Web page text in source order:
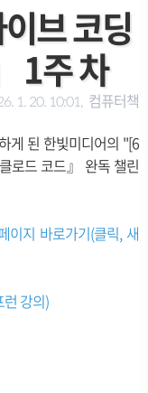
브 코딩
1주 차
1. 20. 10:01,
컴퓨터책
게 된 한빛미디어의 "[6
로드 코드』 완독 챌린
이지 바로가기(클릭, 새
강의)